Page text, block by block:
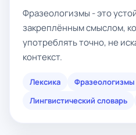
Фразеологизмы - это
закреплённым смыслом,
употреблять точно, не
контекст.
Лексика
Фразеологизмы
Лингвистический словарь